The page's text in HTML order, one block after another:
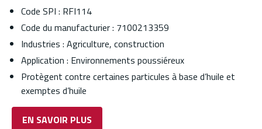
Code SPI : RFI114
Code du manufacturier : 7100213359
Industries : Agriculture, construction
Application : Environnements poussiéreux
Protègent contre certaines particules à base d’huile et
exemptes d’huile
EN SAVOIR PLUS